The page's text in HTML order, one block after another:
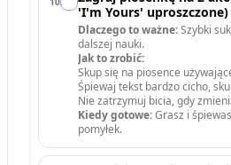
'I'm Yours' uproszczone)
Dlaczego to ważne:Szybki
dalszej nauki.
Jak to zrobić:
Skup się na piosence
Śpiewaj tekst bardzo cicho,
Nie zatrzymuj bicia, gdy
Kiedy gotowe:Grasz i
pomyłek.